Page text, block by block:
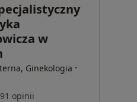
w
Ginekologia ·
opinii